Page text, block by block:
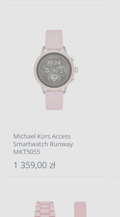
Michael Kors Access
Smartwatch Runway
MKT5055
1 359,00 zł